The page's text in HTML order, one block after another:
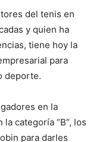
del tenis en
y quien ha
tiene hoy la
para
deporte.
en la
categoría “B”, los
para darles